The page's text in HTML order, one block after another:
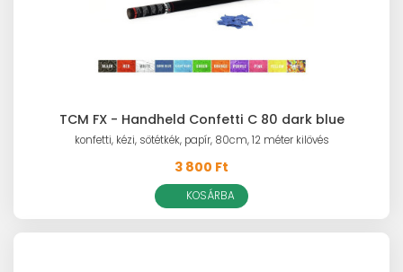
TCM FX - Handheld Confetti C 80 dark blue
konfetti, kézi, sötétkék, papír, 80cm, 12 méter kilövés
3 800 Ft
KOSÁRBA